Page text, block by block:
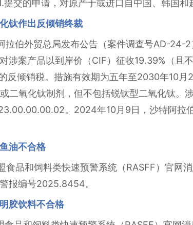
交的申请，对原产于或进口自中国、韩国和
钛作出反倾销终裁
伯外贸总局发布公告（案件调查号AD-24-2
涉案产品以到岸价（CIF）征收19.39%（且
反倾销税。措施有效期为五年至2030年10月
二氧化钛制剂，但不包括锐钛型二氧化钛。
。2024年10月9日，沙特阿拉
油不合格
品和饲料类快速预警系统（RASFF）官网
报编号2025.8454。
胶饮料不合格